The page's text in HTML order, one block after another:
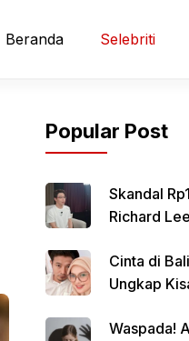
Beranda Selebriti
Popular Post
Skandal Rp10 Juta:
Richard
Cinta di
Ungkap
Waspada!